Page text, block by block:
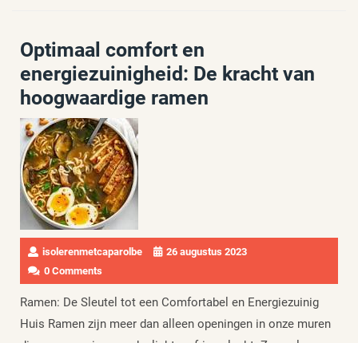
Optimaal comfort en
energiezuinigheid: De kracht van
hoogwaardige ramen
isolerenmetcaparolbe
26 augustus 2023
0 Comments
Ramen: De Sleutel tot een Comfortabel en Energiezuinig
Huis Ramen zijn meer dan alleen openingen in onze muren